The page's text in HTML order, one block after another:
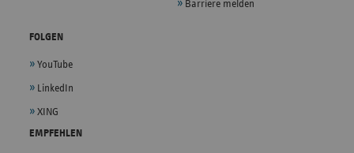
Barriere melden
FOLGEN
YouTube
LinkedIn
XING
EMPFEHLEN